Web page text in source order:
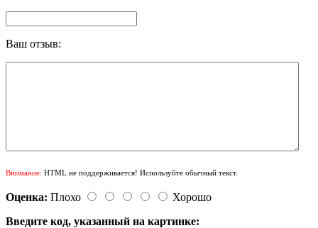
Ваш отзыв:
Внимание: HTML не поддерживается! Используйте обычный текст.
Оценка: Плохо
Хорошо
Введите код, указанный на картинке: